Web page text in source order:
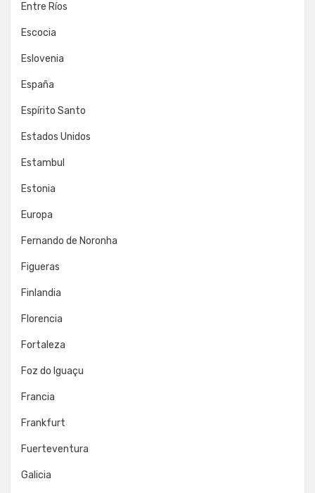
Entre Ríos
Escocia
Eslovenia
España
Espírito Santo
Estados Unidos
Estambul
Estonia
Europa
Fernando de Noronha
Figueras
Finlandia
Florencia
Fortaleza
Foz do Iguaçu
Francia
Frankfurt
Fuerteventura
Galicia